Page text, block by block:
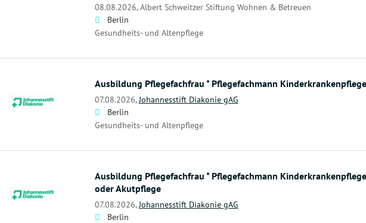
08.08.2026,Albert Schweitzer Stiftung Wohnen & Betreuen
Berlin
Gesundheits- und Altenpflege
Ausbildung Pflegefachfrau * Pflegefachmann Kinderkrankenpflege
07.08.2026, Johannesstift Diakonie gAG
Berlin
Gesundheits- und Altenpflege
Ausbildung Pflegefachfrau * Pflegefachmann Kinderkrankenpflege
oder Akutpflege
07.08.2026, Johannesstift Diakonie gAG
Berlin